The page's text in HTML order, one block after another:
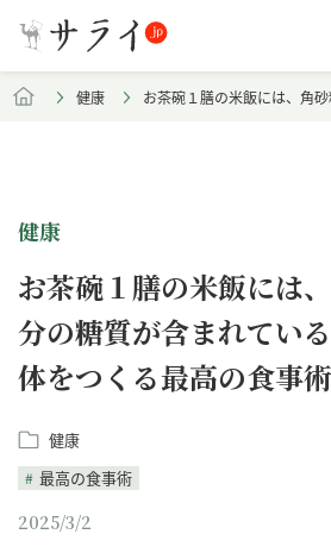
健康 お茶碗１膳の米飯には、角
健康
お茶碗１膳の米飯には
分の糖質が含まれてい
体をつくる最高の食事術
健康
最高の食事術
2025/3/2